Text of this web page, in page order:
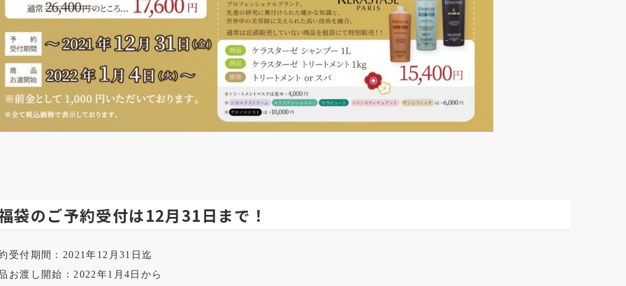
袋のご予約受付は12月31日まで！
受付期間：2021年12月31日迄
お渡し開始：2022年1月4日から